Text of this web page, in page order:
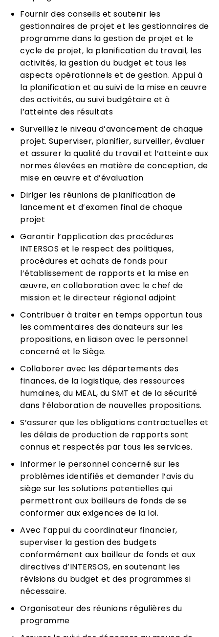
Fournir des conseils et soutenir les
gestionnaires de projet et les gestionnaires de
programme dans la gestion de projet et le
cycle de projet, la planification du travail, les
activités, la gestion du budget et tous les
aspects opérationnels et de gestion. Appui à
la planification et au suivi de la mise en œuvre
des activités, au suivi budgétaire et à
l’atteinte des résultats
Surveillez le niveau d’avancement de chaque
projet. Superviser, planifier, surveiller, évaluer
et assurer la qualité du travail et l’atteinte aux
normes élevées en matière de conception, de
mise en œuvre et d’évaluation
Diriger les réunions de planification de
lancement et d’examen final de chaque
projet
Garantir l’application des procédures
INTERSOS et le respect des politiques,
procédures et achats de fonds pour
l’établissement de rapports et la mise en
œuvre, en collaboration avec le chef de
mission et le directeur régional adjoint
Contribuer à traiter en temps opportun tous
les commentaires des donateurs sur les
propositions, en liaison avec le personnel
concerné et le Siège.
Collaborer avec les départements des
finances, de la logistique, des ressources
humaines, du MEAL, du SMT et de la sécurité
dans l’élaboration de nouvelles propositions.
S’assurer que les obligations contractuelles et
les délais de production de rapports sont
connus et respectés par tous les services.
Informer le personnel concerné sur les
problèmes identifiés et demander l’avis du
siège sur les solutions potentielles qui
permettront aux bailleurs de fonds de se
conformer aux exigences de la loi.
Avec l’appui du coordinateur financier,
superviser la gestion des budgets
conformément aux bailleur de fonds et aux
directives d’INTERSOS, en soutenant les
révisions du budget et des programmes si
nécessaire.
Organisateur des réunions régulières du
programme